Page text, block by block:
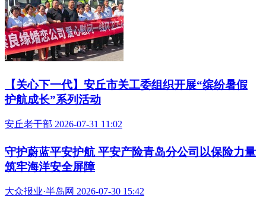
【关心下一代】安丘市关工委组织开展“缤纷暑假
护航成长”系列活动
安丘老干部 2026-07-31 11:02
守护蔚蓝平安护航 平安产险青岛分公司以保险力量
筑牢海洋安全屏障
大众报业·半岛网 2026-07-30 15:42